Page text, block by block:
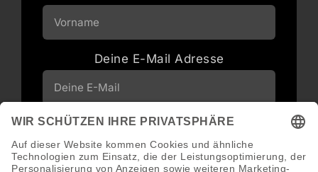
Deine E-Mail Adresse
Neuigkeiten und Angebote via E-Mail
erhalten
Abonnieren